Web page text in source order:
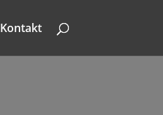
Kontakt